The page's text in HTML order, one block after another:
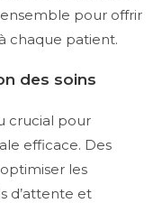
pour offrir
chaque patient.
des soins
crucial pour
efficace. Des
les
d’attente et